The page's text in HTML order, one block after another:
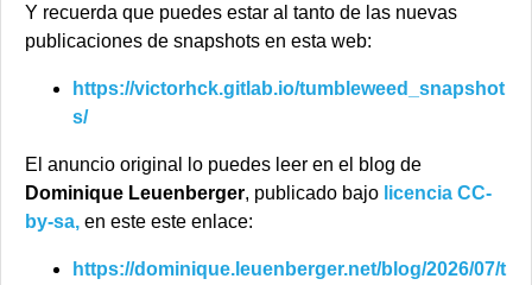
Y recuerda que puedes estar al tanto de las nuevas
publicaciones de snapshots en esta web:
https://victorhck.gitlab.io/tumbleweed_snapshot
s/
El anuncio original lo puedes leer en el blog de
Dominique Leuenberger, publicado bajo licencia CC-
by-sa, en este este enlace:
https://dominique.leuenberger.net/blog/2026/07/t